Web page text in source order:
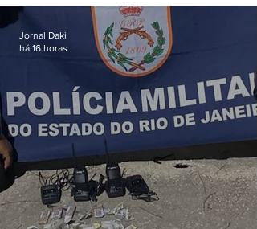
em Vaz Lobo
Jornal Daki
há 16 horas